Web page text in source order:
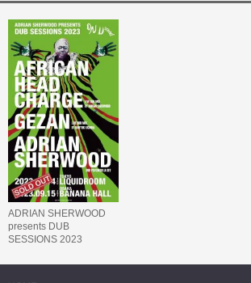
ADRIAN SHERWOOD
presents DUB
SESSIONS 2023
HEAD CHARGE &